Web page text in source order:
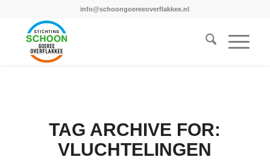
info@schoongoereeoverflakkee.nl
TAG ARCHIVE FOR:
VLUCHTELINGEN